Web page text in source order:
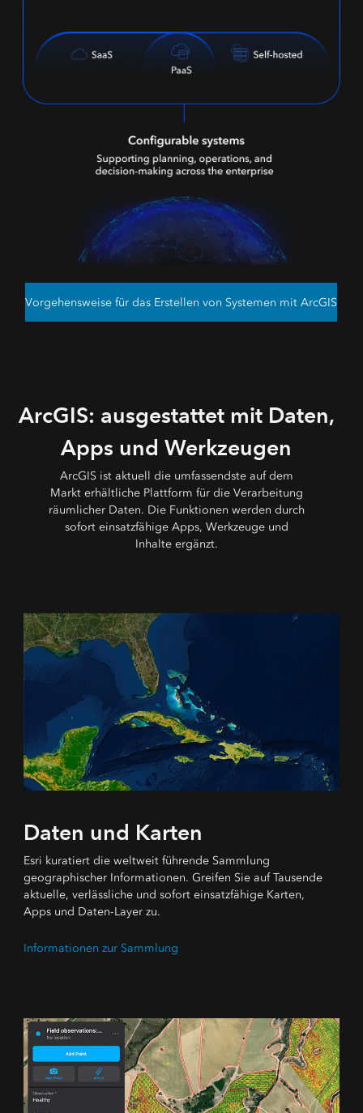
Vorgehensweise für das Erstellen von Systemen mit ArcGIS
ArcGIS: ausgestattet mit Daten,
Apps und Werkzeugen
ArcGIS ist aktuell die umfassendste auf dem
Markt erhältliche Plattform für die Verarbeitung
räumlicher Daten. Die Funktionen werden durch
sofort einsatzfähige Apps, Werkzeuge und
Inhalte ergänzt.
Daten und Karten
Esri kuratiert die weltweit führende Sammlung
geographischer Informationen. Greifen Sie auf Tausende
aktuelle, verlässliche und sofort einsatzfähige Karten,
Apps und Daten-Layer zu.
Informationen zur Sammlung